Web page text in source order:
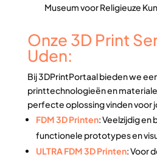
Museum voor Religieuze
Onze 3D Print
Uden:
Bij 3DPrintPortaal bieden we
printtechnologieën en
perfecte oplossing vinden voor
FDM 3D Printen: Veelzijdig en
functionele prototypes en
ULTRA FDM 3D Printen: Voor